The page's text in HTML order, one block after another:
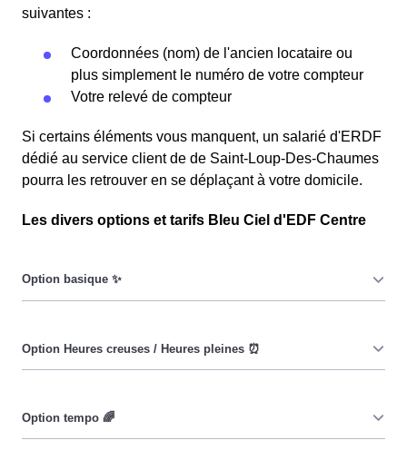
suivantes :
Coordonnées (nom) de l'ancien locataire ou
plus simplement le numéro de votre compteur
Votre relevé de compteur
Si certains éléments vous manquent, un salarié d'ERDF
dédié au service client de de Saint-Loup-Des-Chaumes
pourra les retrouver en se déplaçant à votre domicile.
Les divers options et tarifs Bleu Ciel d'EDF Centre
date, ni de l'heure, que ce soit en à Saint-Loup-Des-
Chaumes ou ailleurs. 💡
Saint-Loup-Des-Chaumes est réduit. ⚡